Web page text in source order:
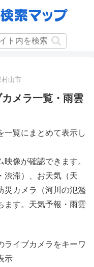
村山市
メラ一覧・雨雲
一覧にまとめて表示し
像が確認できます。
渋滞）、お天気（天
災カメラ（河川の氾濫
ます。天気予報・雨雲
ライブカメラをキーワ
示